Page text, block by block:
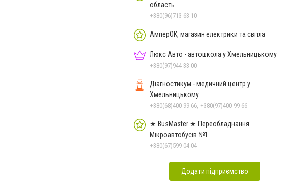
область
+380(96)713-63-10
АмперОК, магазин електрики та світла
Люкс Авто - автошкола у Хмельницькому
+380(97)944-33-00
Діагностикум - медичний центр у
Хмельницькому
+380(68)400-99-66, +380(97)400-99-66
★ BusMaster ★ Переобладнання
Мікроавтобусів №1
+380(67)599-04-04
Додати підприємство